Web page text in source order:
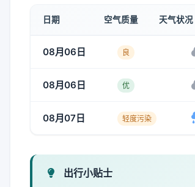
日期 空气质量 天气状况
08月06日 良
08月06日 优
08月07日 轻度污染
出行小贴士